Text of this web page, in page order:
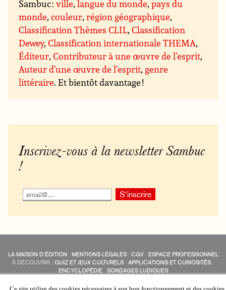
Sambuc :ville,langue du monde,pays du
monde,couleur,région géographique,
Classification Thèmes CLIL,Classification
Dewey,Classification internationale THEMA,
Éditeur,Contributeur à une œuvre de l’esprit,
Auteur d’une œuvre de l’esprit, genre
littéraire. Et bientôt davantage !
Inscrivez-vous à la newsletter Sambuc
!
LA MAISON D’ÉDITION · MENTIONS LÉGALES· CGV· ESPACE PROFESSIONNEL
À DÉCOUVRIR : QUIZ ET JEUX CULTURELS · APPLICATIONS ET CURIOSITÉS ·
ENCYCLOPÉDIE· SONDAGES LUDIQUES
COLLECTIONS :SAMBUC·ÉDISOLUM·REVUE LITTÉRAIREL’EAU-FORTE